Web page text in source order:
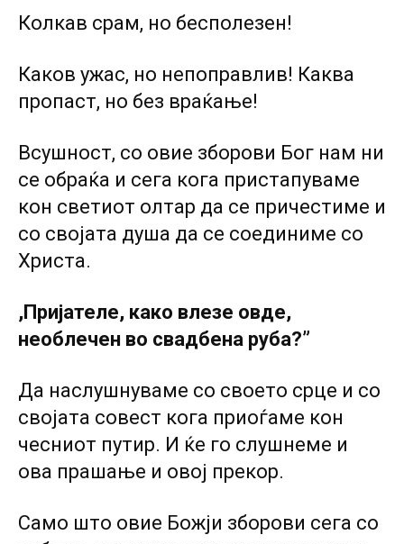
Колкав срам, но бесполезен!
Каков ужас, но непоправлив! Каква
пропаст, но без враќање!
Всушност, co овие зборови Бог нам ни
се обраќа и сега кога пристапуваме
кон светиот олтар да се причестиме и
co својата душа да се соединиме co
Христа.
,Пријателе, како влезе овде,
необлечен во свадбена руба?”
Да наслушнуваме co своето срце и co
својата совест кога приоѓаме кон
чесниот путир. И ќе го слушнеме и
ова прашање и овој прекор.
Само што овие Божји зборови сега co